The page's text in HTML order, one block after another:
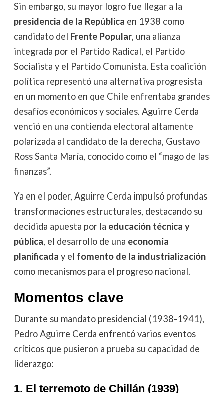
Sin embargo, su mayor logro fue llegar a la
presidencia de la República en 1938 como
candidato del Frente Popular, una alianza
integrada por el Partido Radical, el Partido
Socialista y el Partido Comunista. Esta coalición
política representó una alternativa progresista
en un momento en que Chile enfrentaba grandes
desafíos económicos y sociales. Aguirre Cerda
venció en una contienda electoral altamente
polarizada al candidato de la derecha, Gustavo
Ross Santa María, conocido como el “mago de las
finanzas”.
Ya en el poder, Aguirre Cerda impulsó profundas
transformaciones estructurales, destacando su
decidida apuesta por la educación técnica y
pública, el desarrollo de una economía
planificada y el fomento de la industrialización
como mecanismos para el progreso nacional.
Momentos clave
Durante su mandato presidencial (1938-1941),
Pedro Aguirre Cerda enfrentó varios eventos
críticos que pusieron a prueba su capacidad de
liderazgo:
1. El terremoto de Chillán (1939)